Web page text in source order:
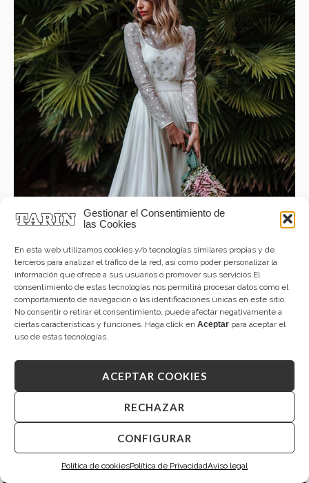
Gestionar el Consentimiento de
las Cookies
En esta web utilizamos cookies y/o tecnologías similares propias y de
terceros para analizar el tráfico de la red, así como poder personalizar la
información que ofrece a sus usuarios o promover sus servicios.El
consentimiento de estas tecnologías nos permitirá procesar datos como el
comportamiento de navegación o las identificaciones únicas en este sitio.
No consentir o retirar el consentimiento, puede afectar negativamente a
ciertas características y funciones. Haga click en Aceptar para aceptar el
uso de estas tecnologías.
ACEPTAR COOKIES
RECHAZAR
CONFIGURAR
Política de cookiesPolítica de PrivacidadAviso legal